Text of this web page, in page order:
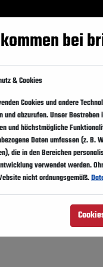
Festivals
Amos Lee,
bei
& Cookies
Cookies und andere
und abzurufen. Unser
und höchstmögliche
Daten umfassen (z. B.
die in den Bereichen
verwendet werden.
nicht ordnungsgemäß.